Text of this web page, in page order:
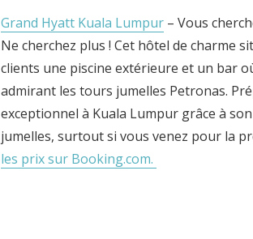
Grand Hyatt Kuala Lumpur – Vous
Ne cherchez plus ! Cet hôtel de charme
clients une piscine extérieure et un bar
admirant les tours jumelles Petronas.
exceptionnel à Kuala Lumpur grâce à
jumelles, surtout si vous venez pour la
les prix sur Booking.com.